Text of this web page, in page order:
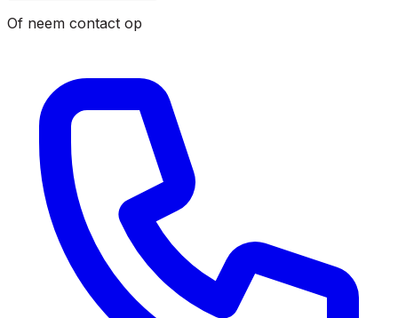
Of neem contact op